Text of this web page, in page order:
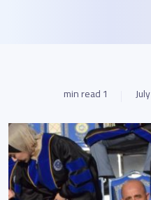
1 min read